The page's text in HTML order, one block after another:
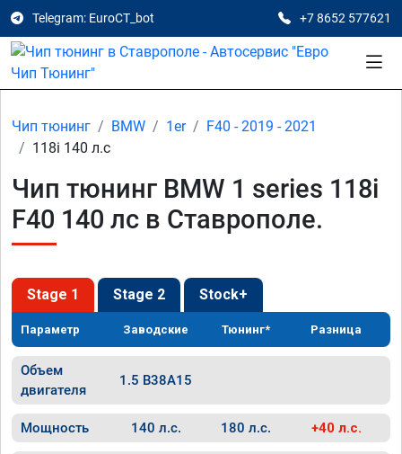
Telegram: EuroCT_bot +7 8652 577621
Чип тюнинг BMW 1er
F40 - 2019 - 2021
118i 140 л.с
Чип тюнинг BMW 1 series 118i
F40 140 лс в Ставрополе.
Stage 1 Stage 2 Stock+
Параметр Заводские Тюнинг* Разница
Объем
двигателя
1.5 B38A15
Мощность 140 л.с. 180 л.с. +40 л.с.